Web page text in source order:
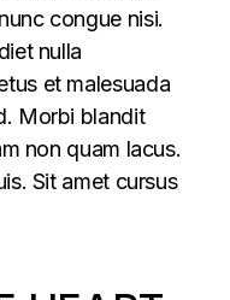
congue nisi.
nulla
et malesuada
Morbi blandit
non quam lacus.
Sit amet cursus